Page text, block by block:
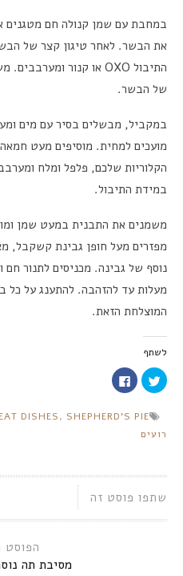
במחבת עם שמן קנולה חם מטגנים
את הבשר. לאחר טיגון קצר של
של הבשר.
במקביל, מבשלים בסיר עם מים
מועכים למחית. מוסיפים מעט
הקלוריות שלכם, פלפל ומלח
במידת התיבול.
משמנים את התבנית במעט שמן
מפזרים מעל חופן גבינת קשקבל,
מעלות עד להזהבה. להתענג על כל
המוצלחת הזאת.
לשתף
לחצו
כדי
לשתף
(נפתח
חדש)
לחיצה
לשיתוף
בחלון DISHES, SHEPHERD'S PIE
רועים
שתפו פוסט זה
הפוסט
מסיבת תה